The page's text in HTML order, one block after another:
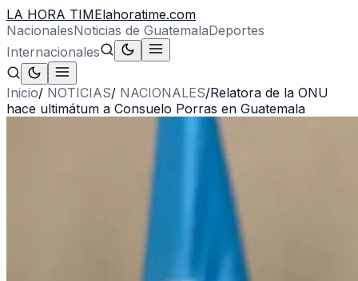
LA HORA TIMElahoratime.com
NacionalesNoticias de GuatemalaDeportes
Internacionales
Inicio/ NOTICIAS/ NACIONALES/Relatora de la ONU
hace ultimátum a Consuelo Porras en Guatemala